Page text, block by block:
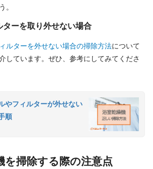
。
ターを取り外せない場合
ルターを外せない場合の掃除方法について
しています。ぜひ、参考にしてみてくださ
やフィルターが外せない
順
を掃除する際の注意点